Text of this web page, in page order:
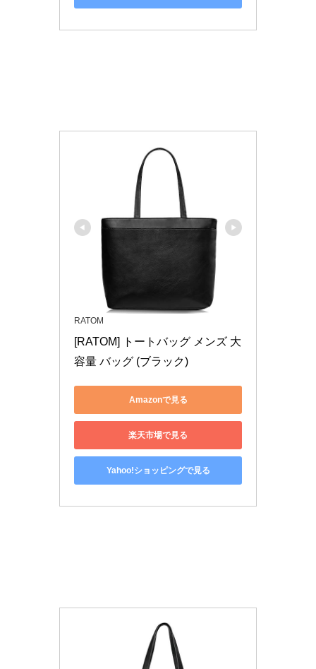
RATOM
[RATOM] トートバッグ メンズ 大
容量 バッグ (ブラック)
Amazonで見る
楽天市場で見る
Yahoo!ショッピングで見る